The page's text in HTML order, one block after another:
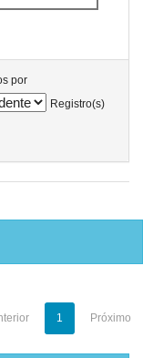
por
Registro(s)
1 Próximo